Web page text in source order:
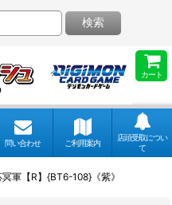
カート
検索
問い合わせ ご利用案内
店頭受取につい
て
冥軍【R】{BT6-108}《紫》